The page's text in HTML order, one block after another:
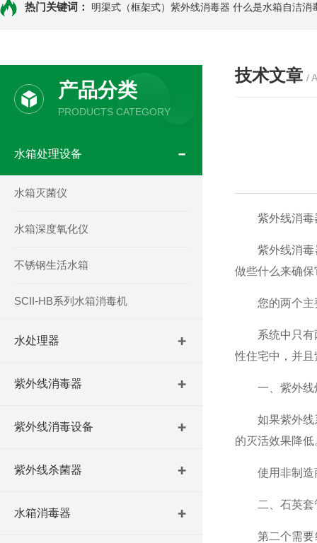
热门关键词： 明渠式（框架式）紫外线消毒器 什么是水箱自洁消
产品分类
PRODUCTS CATEGORY
水箱处理设备
水箱灭菌仪
水箱深度氧化仪
不锈钢生活水箱
SCII-HB系列水箱消毒机
水处理器
紫外线消毒器
紫外线消毒设备
紫外线杀菌器
水箱消毒器
技术文章 /
紫外线消毒
紫外线消毒器
做些什么来确
您的两个主
系统中只有两
性住宅中，并
一、紫外线
如果紫外线系
的灭活效果降
使用非制造商
二、石英套
第二个需要维